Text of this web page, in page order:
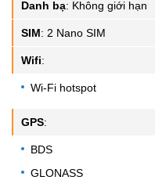
Danh bạ: Không giới hạn
SIM: 2 Nano SIM
Wifi:
Wi-Fi hotspot
GPS:
BDS
GLONASS